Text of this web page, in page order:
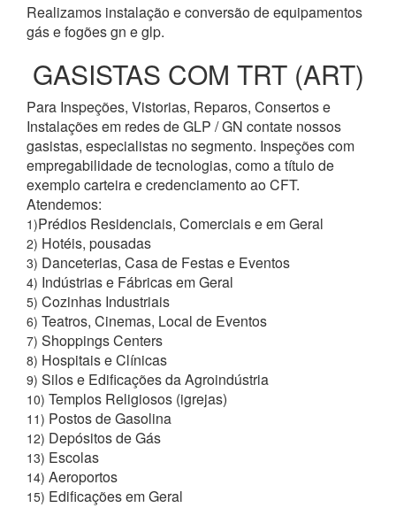
Realizamos instalação e conversão de equipamentos
gás e fogões gn e glp.
GASISTAS COM TRT (ART)
Para Inspeções, Vistorias, Reparos, Consertos e
Instalações em redes de GLP / GN contate nossos
gasistas, especialistas no segmento. Inspeções com
empregabilidade de tecnologias, como a título de
exemplo carteira e credenciamento ao CFT.
Atendemos:
1)Prédios Residenciais, Comerciais e em Geral
2) Hotéis, pousadas
3) Danceterias, Casa de Festas e Eventos
4) Indústrias e Fábricas em Geral
5) Cozinhas Industriais
6) Teatros, Cinemas, Local de Eventos
7) Shoppings Centers
8) Hospitais e Clínicas
9) Silos e Edificações da Agroindústria
10) Templos Religiosos (igrejas)
11) Postos de Gasolina
12) Depósitos de Gás
13) Escolas
14) Aeroportos
15) Edificações em Geral